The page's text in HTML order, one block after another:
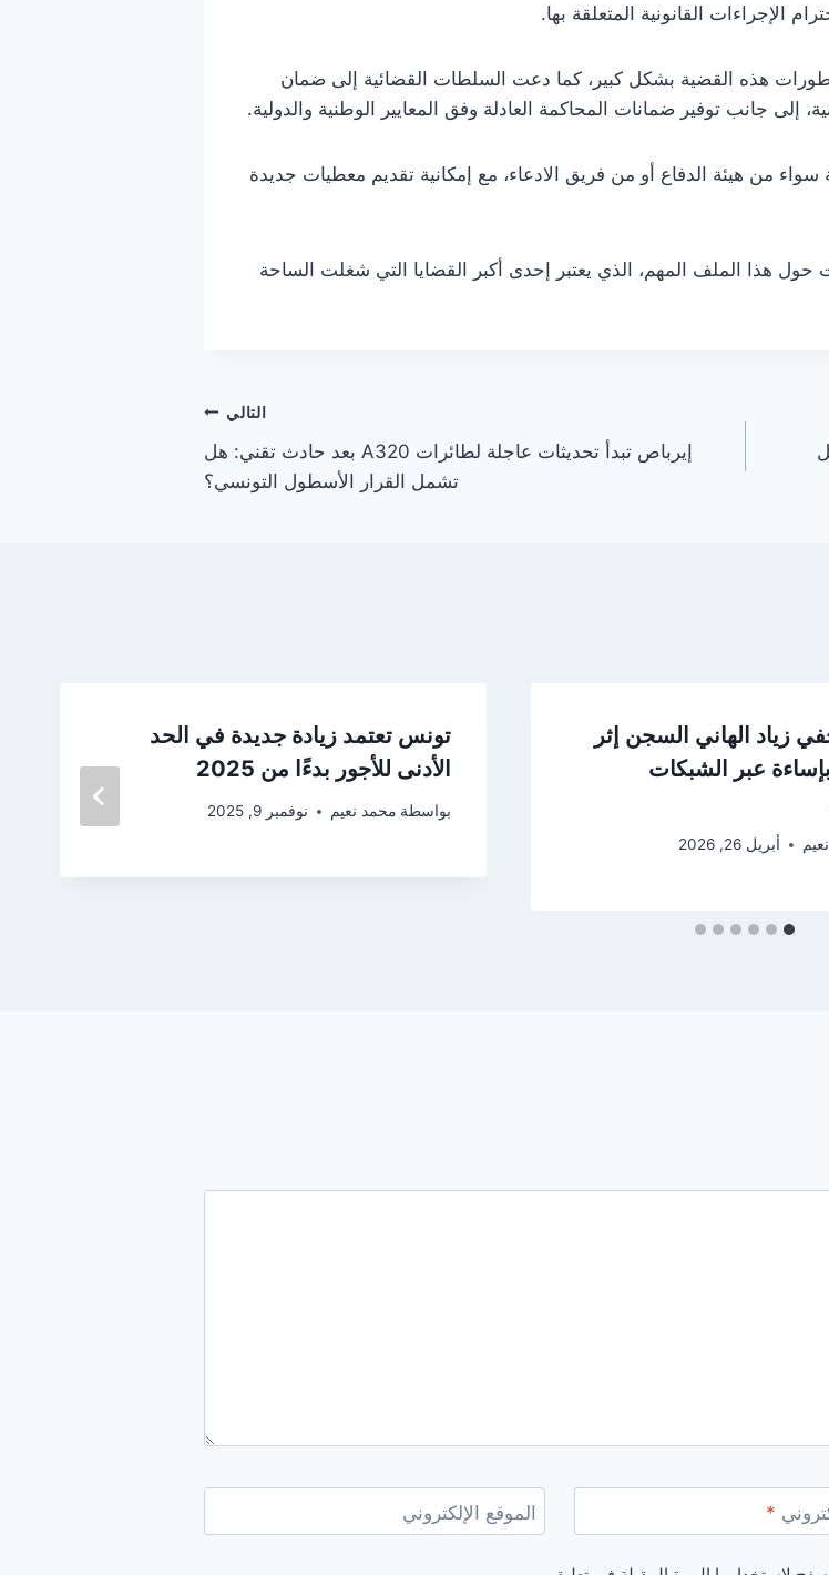
القانونية المتعلقة بها.
هذه القضية بشكل كبير، كما دعت السلطات القضائية إلى ضمان
إلى جانب توفير ضمانات المحاكمة العادلة وفق المعايير الوطنية والدولية.
من هيئة الدفاع أو من فريق الادعاء، مع إمكانية تقديم معطيات جديدة
هذا الملف المهم، الذي يعتبر إحدى أكبر القضايا التي شغلت الساحة
التالي
إيرباص تبدأ تحديثات عاجلة لطائرات A320 بعد حادث تقني: هل
تشمل القرار الأسطول التونسي؟
زياد الهاني السجن إثر
عبر الشبكات
أبريل 26, 2026
تونس تعتمد زيادة جديدة في الحد
الأدنى للأجور بدءًا من 2025
بواسطة محمد نعيم نوفمبر 9, 2025
* الموقع الإلكتروني